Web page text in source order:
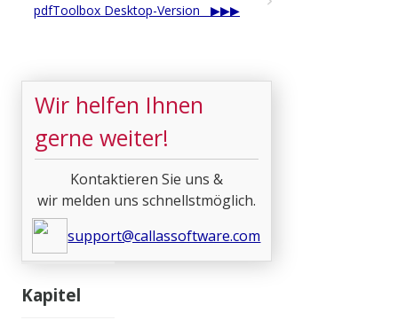
pdfToolbox Desktop-Version
Wir helfen Ihnen
gerne weiter!
Kontaktieren Sie uns &
wir melden uns schnellstmöglich.
support@callassoftware.com
Kapitel